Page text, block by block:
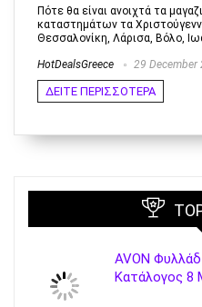
Πότε θα είναι ανοιχτά τα
καταστημάτων τα
Θεσσαλονίκη, Λάρισα, Βόλο,
HotDealsGreece 29 December
ΔΕΙΤΕ ΠΕΡΙΣΣΟΤΕΡΑ
AVON
Κατάλογος 8